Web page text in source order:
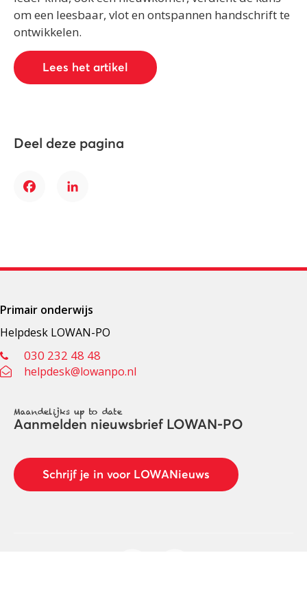
om een leesbaar, vlot en ontspannen handschrift te
ontwikkelen.
Lees het artikel
Deel deze pagina
FacebookLinkedIn
Primair onderwijs
Helpdesk LOWAN-PO
030 232 48 48
helpdesk@lowanpo.nl
Maandelijks up to date
Aanmelden nieuwsbrief LOWAN-PO
Schrijf je in voor LOWANieuws